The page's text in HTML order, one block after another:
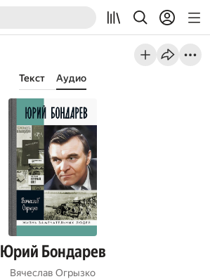
Текст Аудио
Юрий Бондарев
Вячеслав Огрызко